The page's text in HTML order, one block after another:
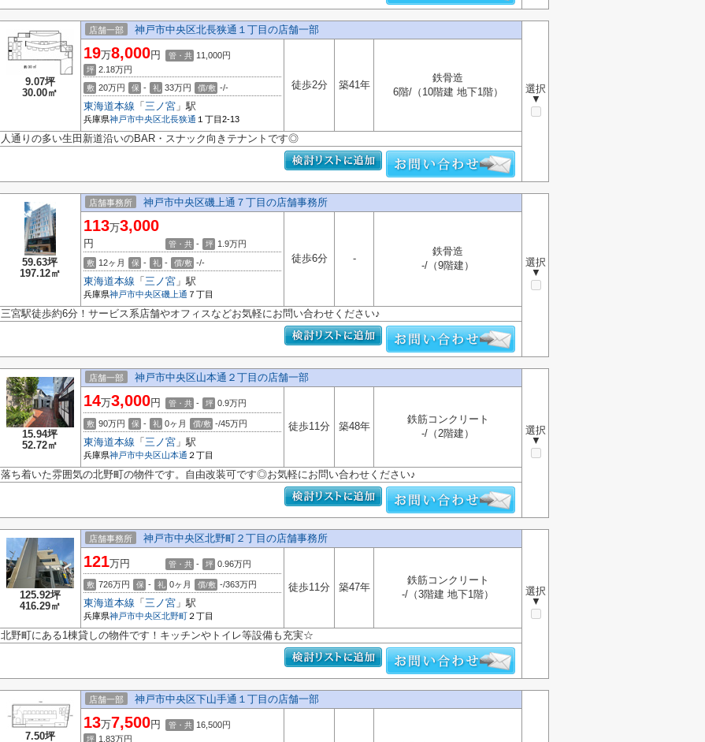
9.07坪
30.00㎡
店舗一部 神戸市中央区北長狭通１丁目の店舗一部
選択
▼
19万8,000円 管・共 11,000円
坪 2.18万円
敷 20万円 保 - 礼 33万円 償/敷 -/-
東海道本線 「 三ノ宮 」駅
兵庫県神戸市中央区北長狭通 １丁目2-13
徒歩2分 築41年
鉄骨造
6階/（10階建 地下1階）
人通りの多い生田新道沿いのBAR・スナック向きテナントです◎
59.63坪
197.12㎡
店舗事務所 神戸市中央区磯上通７丁目の店舗事務所
選択
▼
113万3,000
円 管・共 - 坪 1.9万円
敷 12ヶ月 保 - 礼 - 償/敷 -/-
東海道本線 「 三ノ宮 」駅
兵庫県神戸市中央区磯上通 ７丁目
徒歩6分 -
鉄骨造
-/（9階建）
三宮駅徒歩約6分！サービス系店舗やオフィスなどお気軽にお問い合わせください♪
15.94坪
52.72㎡
店舗一部 神戸市中央区山本通２丁目の店舗一部
選択
▼
14万3,000円 管・共 - 坪 0.9万円
敷 90万円 保 - 礼 0ヶ月 償/敷 -/45万円
東海道本線 「 三ノ宮 」駅
兵庫県神戸市中央区山本通 ２丁目
徒歩11分 築48年
鉄筋コンクリート
-/（2階建）
落ち着いた雰囲気の北野町の物件です。自由改装可です◎お気軽にお問い合わせください♪
125.92坪
416.29㎡
店舗事務所 神戸市中央区北野町２丁目の店舗事務所
選択
▼
121万円 管・共 - 坪 0.96万円
敷 726万円 保 - 礼 0ヶ月 償/敷 -/363万円
東海道本線 「 三ノ宮 」駅
兵庫県神戸市中央区北野町 ２丁目
徒歩11分 築47年
鉄筋コンクリート
-/（3階建 地下1階）
北野町にある1棟貸しの物件です！キッチンやトイレ等設備も充実☆
7.50坪
店舗一部 神戸市中央区下山手通１丁目の店舗一部
13万7,500円 管・共 16,500円
坪 1.83万円